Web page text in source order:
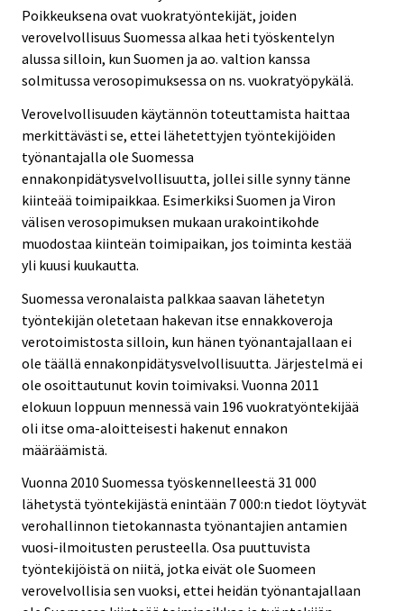
Poikkeuksena ovat vuokratyöntekijät, joiden
verovelvollisuus Suomessa alkaa heti työskentelyn
alussa silloin, kun Suomen ja ao. valtion kanssa
solmitussa verosopimuksessa on ns. vuokratyöpykälä.
Verovelvollisuuden käytännön toteuttamista haittaa
merkittävästi se, ettei lähetettyjen työntekijöiden
työnantajalla ole Suomessa
ennakonpidätysvelvollisuutta, jollei sille synny tänne
kiinteää toimipaikkaa. Esimerkiksi Suomen ja Viron
välisen verosopimuksen mukaan urakointikohde
muodostaa kiinteän toimipaikan, jos toiminta kestää
yli kuusi kuukautta.
Suomessa veronalaista palkkaa saavan lähetetyn
työntekijän oletetaan hakevan itse ennakkoveroja
verotoimistosta silloin, kun hänen työnantajallaan ei
ole täällä ennakonpidätysvelvollisuutta. Järjestelmä ei
ole osoittautunut kovin toimivaksi. Vuonna 2011
elokuun loppuun mennessä vain 196 vuokratyöntekijää
oli itse oma-aloitteisesti hakenut ennakon
määräämistä.
Vuonna 2010 Suomessa työskennelleestä 31 000
lähetystä työntekijästä enintään 7 000:n tiedot löytyvät
verohallinnon tietokannasta työnantajien antamien
vuosi-ilmoitusten perusteella. Osa puuttuvista
työntekijöistä on niitä, jotka eivät ole Suomeen
verovelvollisia sen vuoksi, ettei heidän työnantajallaan